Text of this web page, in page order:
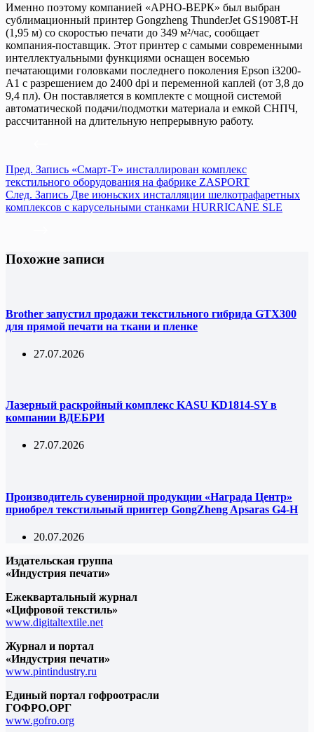
Именно поэтому компанией «АРНО-ВЕРК» был выбран
сублимационный принтер Gongzheng ThunderJet GS1908T-H
(1,95 м) со скоростью печати до 349 м²/час, сообщает
компания-поставщик. Этот принтер с самыми современными
интеллектуальными функциями оснащен восемью
печатающими головками последнего поколения Epson i3200-
A1 с разрешением до 2400 dpi и переменной каплей (от 3,8 до
9,4 пл). Он поставляется в комплекте с мощной системой
автоматической подачи/подмотки материала и емкой СНПЧ,
рассчитанной на длительную непрерывную работу.
Пред. Запись «Смарт-Т» инсталлирован комплекс
текстильного оборудования на фабрике ZASPORT
След. Запись Две июньских инсталляции шелкотрафаретных
комплексов с карусельными станками HURRICANE SLE
Похожие записи
Brother запустил продажи текстильного гибрида GTX300
для прямой печати на ткани и пленке
27.07.2026
Лазерный раскройный комплекс KASU KD1814-SY в
компании ВДЕБРИ
27.07.2026
Производитель сувенирной продукции «Награда Центр»
приобрел текстильный принтер GongZheng Apsaras G4-H
20.07.2026
Издательская группа
«Индустрия печати»
Ежеквартальный журнал
«Цифровой текстиль»
www.digitaltextile.net
Журнал и портал
«Индустрия печати»
www.pintindustry.ru
Единый портал гофроотрасли
ГОФРО.ОРГ
www.gofro.org